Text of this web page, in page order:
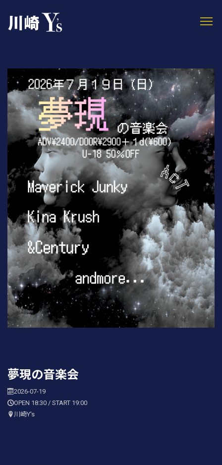
夢現の音楽会
2026-07-19
OPEN 18:30 / START 19:00
川崎Y's